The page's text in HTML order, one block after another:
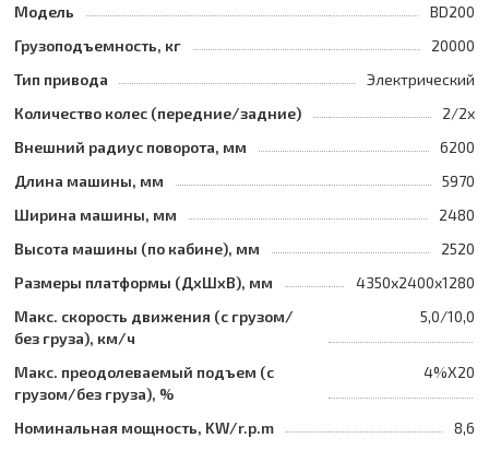
Модель
BD200
Грузоподъемность, кг
20000
Тип привода
Электрический
Количество колес (передние/задние)
2/2x
Внешний радиус поворота, мм
6200
Длина машины, мм
5970
Ширина машины, мм
2480
Высота машины (по кабине), мм
2520
Размеры платформы (ДxШxВ), мм
4350x2400x1280
Макс. скорость движения (с грузом/
без груза), км/ч
5,0/10,0
Макс. преодолеваемый подъем (с
грузом/без груза), %
4%Х20
Номинальная мощность, KW/r.p.m
8,6